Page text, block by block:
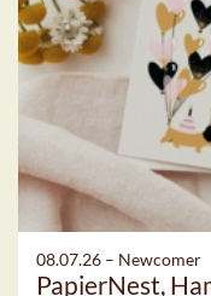
08.07.26 – Newcomer
PapierNest,